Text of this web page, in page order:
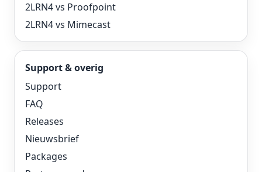
2LRN4 vs Proofpoint
2LRN4 vs Mimecast
Support & overig
Support
FAQ
Releases
Nieuwsbrief
Packages